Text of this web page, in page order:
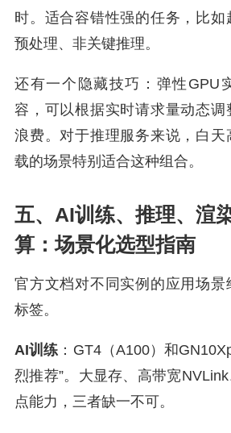
时。适合容错性强的任务，比
预处理、非关键推理。
还有一个隐藏技巧：弹性GPU
容，可以根据实时请求量动态调
浪费。对于推理服务来说，白天
载的场景特别适合这种组合。
五、AI训练、推理、渲
算：场景化选型指南
官方文档对不同实例的应用场景
标签。
AI训练 ：GT4（A100）和
烈推荐”。大显存、高带宽
点能力，三者缺一不可。